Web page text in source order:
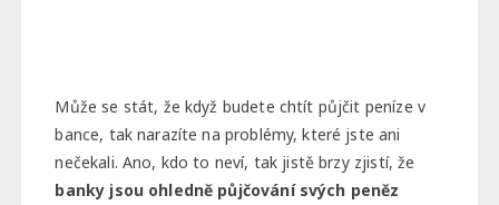
Může se stát, že když budete chtít půjčit peníze v
bance, tak narazíte na problémy, které jste ani
nečekali. Ano, kdo to neví, tak jistě brzy zjistí, že
banky jsou ohledně půjčování svých peněz